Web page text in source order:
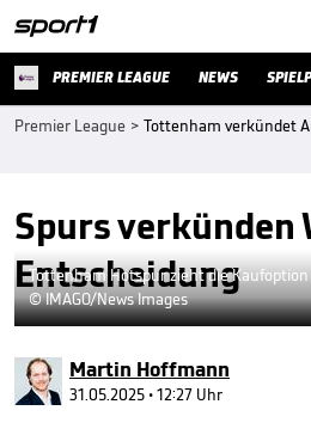
PREMIER LEAGUE NEWS
Premier League > Tottenham verkündet
Spurs verkünden
Entscheidung
Tottenham Hotspur zieht die
© IMAGO/News Images
Martin Hoffmann
31.05.2025 • 12:27 Uhr